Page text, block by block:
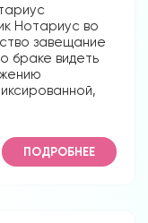
Нотариус во
завещание
браке видеть
ПОДРОБНЕЕ